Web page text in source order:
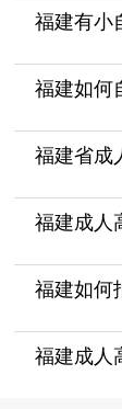
福建有小
福建如何
福建省成
福建成人
福建如何
福建成人